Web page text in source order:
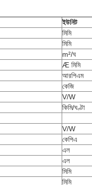
ইউনিট
মিমি
মিমি
m²/ঘ
Æ মিমি
আরপিএম
কেজি
V/W
কিমি/ঘণ্টা
V/W
কেপিএ
এল
এল
মিমি
মিমি